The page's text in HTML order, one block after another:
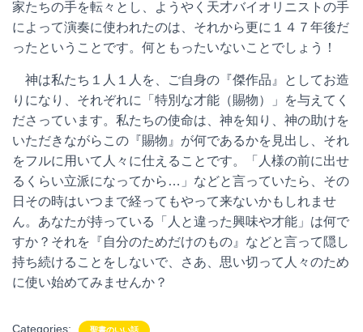
家たちの手を転々とし、ようやく天才バイオリニストの手
によって演奏に使われたのは、それから更に１４７年後だ
ったということです。何ともったいないことでしょう！
神は私たち１人１人を、ご自身の『傑作品』としてお造
りになり、それぞれに「特別な才能（賜物）」を与えてく
ださっています。私たちの使命は、神を知り、神の助けを
いただきながらこの『賜物』が何であるかを見出し、それ
をフルに用いて人々に仕えることです。「人様の前に出せ
るくらい立派になってから…」などと言っていたら、その
日その時はいつまで経ってもやって来ないかもしれませ
ん。あなたが持っている「人と違った興味や才能」は何で
すか？それを『自分のためだけのもの』などと言って隠し
持ち続けることをしないで、さあ、思い切って人々のため
に使い始めてみませんか？
Categories: 聖書のいい話